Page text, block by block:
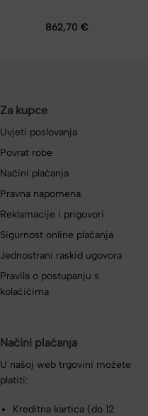
862,70 €
Za kupce
Uvjeti poslovanja
Povrat robe
Načini plaćanja
Pravna napomena
Reklamacije i prigovori
Sigurnost online plaćanja
Jednostrani raskid ugovora
Pravila o postupanju s
kolačićima
Načini plaćanja
U našoj web trgovini možete
platiti:
Kreditna kartica (do 12